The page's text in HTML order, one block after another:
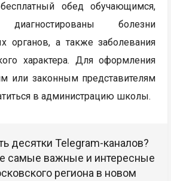
обед обучающимся,
болезни
органов, а также заболевания
характера. Для оформления
или законным представителям
в администрацию школы.
десятки Telegram-каналов?
самые важные и интересные
региона в новом